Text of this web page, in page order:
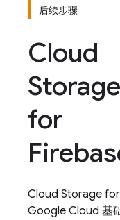
后续步骤
Cloud
Storage
for
Cloud Storage
Google Cloud 基